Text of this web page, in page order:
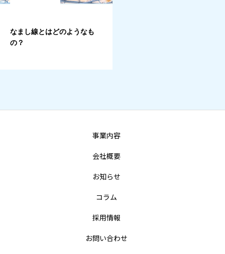
なまし線とはどのようなも
の？
事業内容
会社概要
お知らせ
コラム
採用情報
お問い合わせ